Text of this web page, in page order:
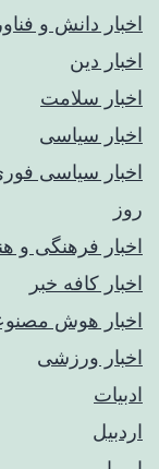
اخبار دانش و
اخبار دین
اخبار سلامت
اخبار سیاسی
اخبار سیاسی
روز
اخبار فرهنگی و
اخبار کافه خبر
اخبار هوش
اخبار ورزشی
ادبیات
اردبیل